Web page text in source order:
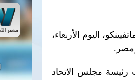
اليوم الأربعاء،
رئيسة مجلس الاتحاد